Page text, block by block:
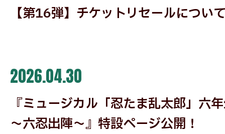
【第16弾】チケットリセールについ
2026.04.30
『ミュージカル「忍たま乱太郎」六
～六忍出陣～』特設ページ公開！